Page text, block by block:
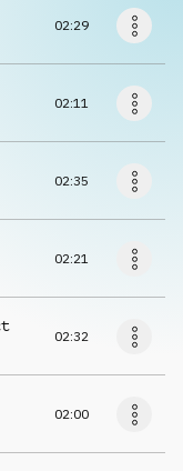
02:29
02:11
02:35
02:21
02:32
02:00